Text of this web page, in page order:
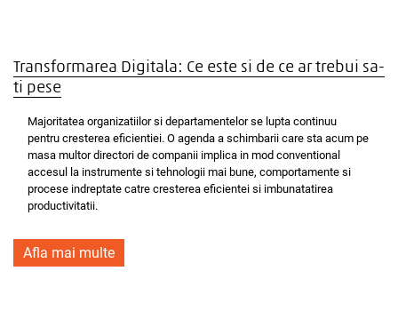
Transformarea Digitala: Ce este si de ce ar trebui sa-
ti pese
Majoritatea organizatiilor si departamentelor se lupta continuu
pentru cresterea eficientiei. O agenda a schimbarii care sta acum pe
masa multor directori de companii implica in mod conventional
accesul la instrumente si tehnologii mai bune, comportamente si
procese indreptate catre cresterea eficientei si imbunatatirea
productivitatii.
Afla mai multe